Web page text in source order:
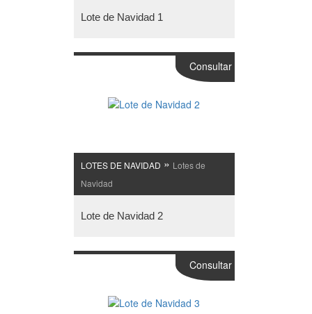
Lote de Navidad 1
LOTES DE NAVIDAD » Lotes de
Navidad
Lote de Navidad 2
Consultar
Consultar